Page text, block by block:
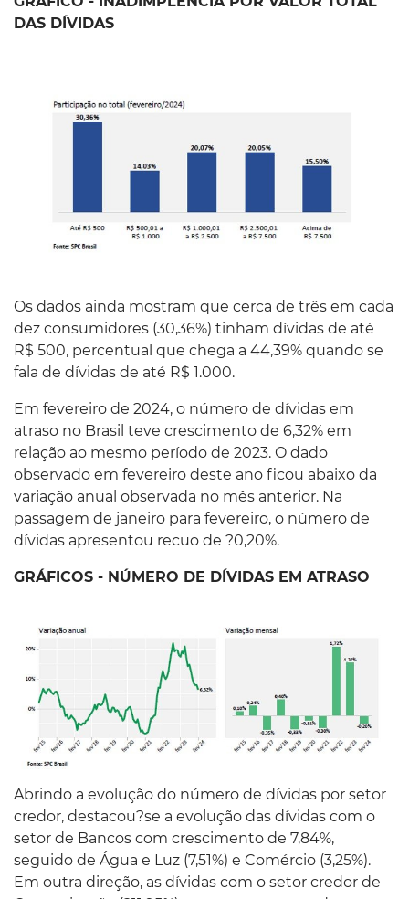
DAS DÍVIDAS
Os dados ainda mostram que cerca de três em cada
dez consumidores (30,36%) tinham dívidas de até
R$ 500, percentual que chega a 44,39% quando se
fala de dívidas de até R$ 1.000.
Em fevereiro de 2024, o número de dívidas em
atraso no Brasil teve crescimento de 6,32% em
relação ao mesmo período de 2023. O dado
observado em fevereiro deste ano ficou abaixo da
variação anual observada no mês anterior. Na
passagem de janeiro para fevereiro, o número de
dívidas apresentou recuo de ?0,20%.
GRÁFICOS - NÚMERO DE DÍVIDAS EM ATRASO
Abrindo a evolução do número de dívidas por setor
credor, destacou?se a evolução das dívidas com o
setor de Bancos com crescimento de 7,84%,
seguido de Água e Luz (7,51%) e Comércio (3,25%).
Em outra direção, as dívidas com o setor credor de